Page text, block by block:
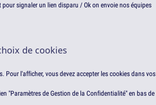
pour signaler un lien disparu / Ok on envoie nos équipes
de cookies
Pour l'afficher, vous devez accepter les cookies dans vos
"Paramètres de Gestion de la Confidentialité" en bas de